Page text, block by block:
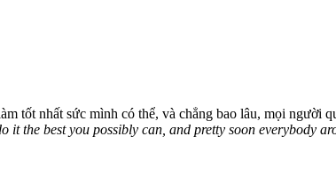
tốt nhất sức mình có thể, và chẳng bao lâu, mọi người
the best you possibly can, and pretty soon everybody